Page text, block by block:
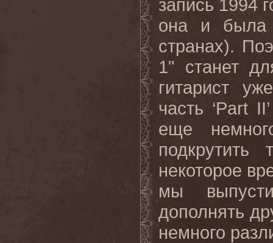
запись 1994
она и была
странах).
1" станет
гитарист
часть ‘Part II
еще
некоторое
мы
дополнять
немного